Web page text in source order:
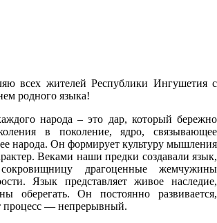
всех жителей Республики Ингушетия с
родного языка!
народа – это дар, который бережно
в поколение, ядро, связывающее
народа. Он формирует культуру мышления
Веками наши предки создавали язык,
драгоценные жемчужины
Язык представляет живое наследие,
оберегать. Он постоянно развивается,
процесс — непрерывный.